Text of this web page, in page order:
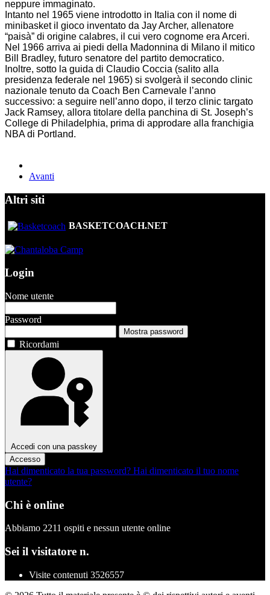
neppure immaginato.
Intanto nel 1965 viene introdotto in Italia con il nome di
minibasket il gioco inventato da Jay Archer, allenatore
“paisà” di origine calabres, il cui vero cognome era Arceri.
Nel 1966 arriva ai piedi della Madonnina di Milano il mitico
Bill Bradley, futuro senatore del partito democratico.
Inoltre, sotto la guida di Claudio Coccia (salito alla
presidenza federale nel 1965) si svolgerà il secondo clinic
nazionale tenuto da Coach Ben Carnevale l’anno
successivo: a seguire nell’anno dopo, il terzo clinic targato
Jack Ramsey, allora titolare della panchina di St. Joseph’s
College di Philadelphia, prima di approdare alla franchigia
NBA di Portland.
Avanti
Altri siti
BASKETCOACH.NET
Login
Nome utente
Password
Mostra password
Ricordami
Accedi con una passkey
Accesso
Hai dimenticato la tua password? Hai dimenticato il tuo nome
utente?
Chi è online
Abbiamo 2211 ospiti e nessun utente online
Sei il visitatore n.
Visite contenuti 3526557